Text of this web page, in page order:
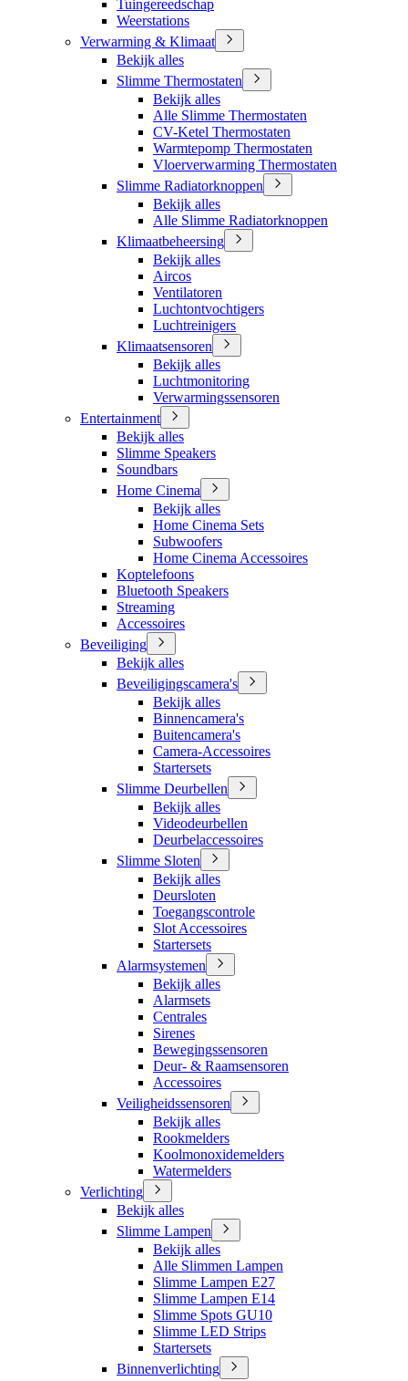
Tuingereedschap
Weerstations
Verwarming & Klimaat
Bekijk alles
Slimme Thermostaten
Bekijk alles
Alle Slimme Thermostaten
CV-Ketel Thermostaten
Warmtepomp Thermostaten
Vloerverwarming Thermostaten
Slimme Radiatorknoppen
Bekijk alles
Alle Slimme Radiatorknoppen
Klimaatbeheersing
Bekijk alles
Aircos
Ventilatoren
Luchtontvochtigers
Luchtreinigers
Klimaatsensoren
Bekijk alles
Luchtmonitoring
Verwarmingssensoren
Entertainment
Bekijk alles
Slimme Speakers
Soundbars
Home Cinema
Bekijk alles
Home Cinema Sets
Subwoofers
Home Cinema Accessoires
Koptelefoons
Bluetooth Speakers
Streaming
Accessoires
Beveiliging
Bekijk alles
Beveiligingscamera's
Bekijk alles
Binnencamera's
Buitencamera's
Camera-Accessoires
Startersets
Slimme Deurbellen
Bekijk alles
Videodeurbellen
Deurbelaccessoires
Slimme Sloten
Bekijk alles
Deursloten
Toegangscontrole
Slot Accessoires
Startersets
Alarmsystemen
Bekijk alles
Alarmsets
Centrales
Sirenes
Bewegingssensoren
Deur- & Raamsensoren
Accessoires
Veiligheidssensoren
Bekijk alles
Rookmelders
Koolmonoxidemelders
Watermelders
Verlichting
Bekijk alles
Slimme Lampen
Bekijk alles
Alle Slimmen Lampen
Slimme Lampen E27
Slimme Lampen E14
Slimme Spots GU10
Slimme LED Strips
Startersets
Binnenverlichting